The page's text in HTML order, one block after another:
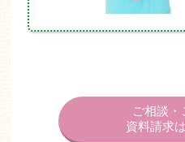
ご相談・
資料請求